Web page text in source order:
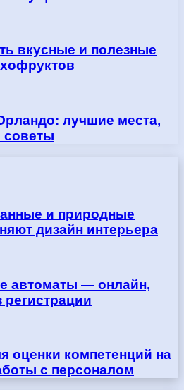
вкусные и полезные
лучшие места,
советы
и природные
дизайн интерьера
автоматы — онлайн,
регистрации
оценки компетенций на
с персоналом